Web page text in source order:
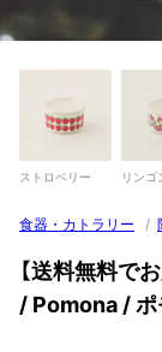
ストロベリー リンゴ
食器・カトラリー /
【送料無料で
/ Pomona /